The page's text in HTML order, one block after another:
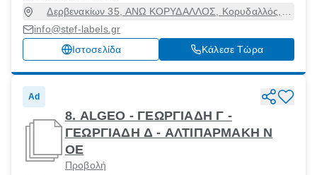
Δερβενακίων 35, ΑΝΩ ΚΟΡΥΔΑΛΛΟΣ, Κορυδαλλός,
info@stef-labels.gr
Ιστοσελίδα
Κάλεσε Τώρα
Ad
8. ALGEO - ΓΕΩΡΓΙΑΔΗ Γ -
ΓΕΩΡΓΙΑΔΗ Δ - ΑΛΤΙΠΑΡΜΑΚΗ Ν
ΟΕ
Προβολή